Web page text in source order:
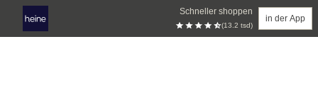
Schneller shoppen
(13.2 tsd)
in der App